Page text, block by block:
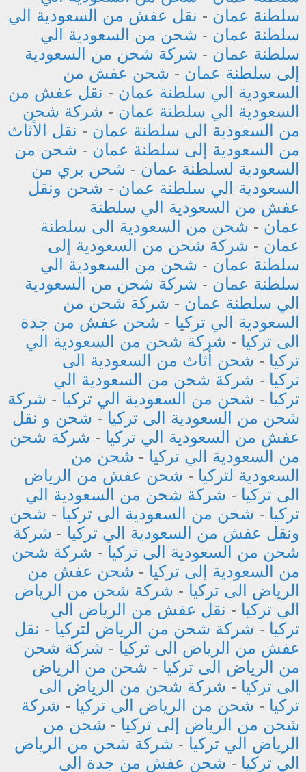
سلطنة عمان - نقل عفش من السعودية الي
سلطنة عمان - شحن من السعودية الي
سلطنة عمان - شركة شحن من السعودية
إلى سلطنة عمان - شحن عفش من
السعودية الي سلطنة عمان - نقل عفش من
السعودية الي سلطنة عمان - شركة شحن
من السعودية الي سلطنة عمان - نقل الأثاث
من السعودية إلى سلطنة عمان - شحن من
السعودية لسلطنة عمان - شحن بري من
السعودية الي سلطنة عمان - شحن ونقل
عفش من السعودية الي سلطنة
عمان - شحن من السعودية الى سلطنة
عمان - شركة شحن من السعودية إلى
سلطنة عمان - شحن من السعودية الي
سلطنة عمان - شركة شحن من السعودية
الي سلطنة عمان - شركة شحن من
السعودية الي تركيا - شحن عفش من جدة
الى تركيا - شركة شحن من السعودية الي
تركيا - شحن أثاث من السعودية الى
تركيا - شركة شحن من السعودية الي
تركيا - شحن من السعودية الي تركيا - شركة
شحن من السعودية الى تركيا - شحن و نقل
عفش من السعودية الي تركيا - شركة شحن
من السعودية الي تركيا - شحن من
السعودية لتركيا - شحن عفش من الرياض
الى تركيا - شركة شحن من السعودية الي
تركيا - شحن من السعودية الى تركيا - شحن
ونقل عفش من السعودية الي تركيا - شركة
شحن من السعودية الى تركيا - شركة شحن
من السعودية إلى تركيا - شحن عفش من
الرياض الى تركيا - شركة شحن من الرياض
الي تركيا - نقل عفش من الرياض الي
تركيا - شركة شحن من الرياض لتركيا - نقل
عفش من الرياض الى تركيا - شركة شحن
من الرياض الى تركيا - شحن من الرياض
الى تركيا - شركة شحن من الرياض الى
تركيا - شحن من الرياض الي تركيا - شركة
شحن من الرياض إلى تركيا - شحن من
الرياض الي تركيا - شركة شحن من الرياض
الي تركيا - شحن عفش من جدة الى